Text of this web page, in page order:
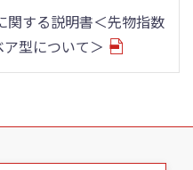
関する説明書＜先物指数
型について＞